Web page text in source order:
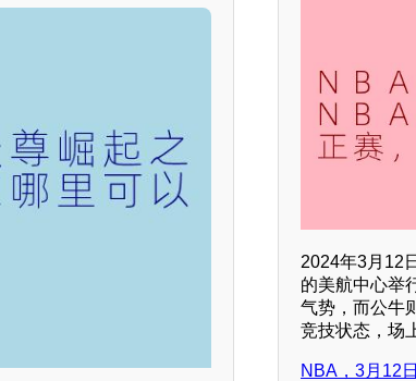
2024年3月12
的美航中心举
气势，而公牛
竞技状态，场
NBA，3月12